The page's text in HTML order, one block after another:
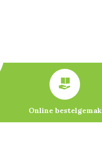
Online bestelgemak